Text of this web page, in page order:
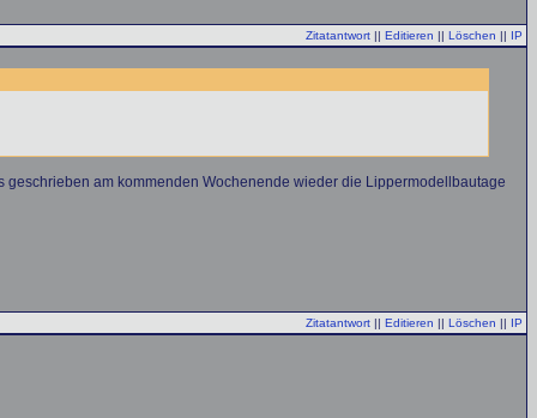
Zitatantwort || Editieren || Löschen || IP
am kommenden Wochenende wieder die Lippermodellbautage
Zitatantwort || Editieren || Löschen || IP